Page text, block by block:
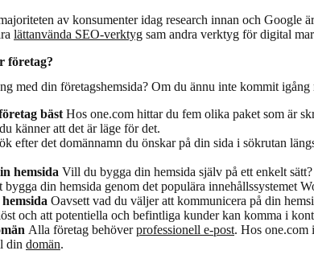
av konsumenter idag research innan och Google
lättanvända SEO-verktyg sam andra verktyg fördigital
företag?
med din företagshemsida? Om du ännu inte kommit
bäst Hos one.com hittar du fem olika paket som är
känner att det är läge för det.
efter det domännamn du önskar på din sida i sökrutan
hemsida Vill du bygga din hemsida själv på ett enkelt
din hemsida genom det populära innehållssystemet
Oavsett vad du väljer att kommunicera på din
och att potentiella och befintliga kunder kan komma i
Alla företag behöverprofessionell e-post. Hos one.com
din domän.